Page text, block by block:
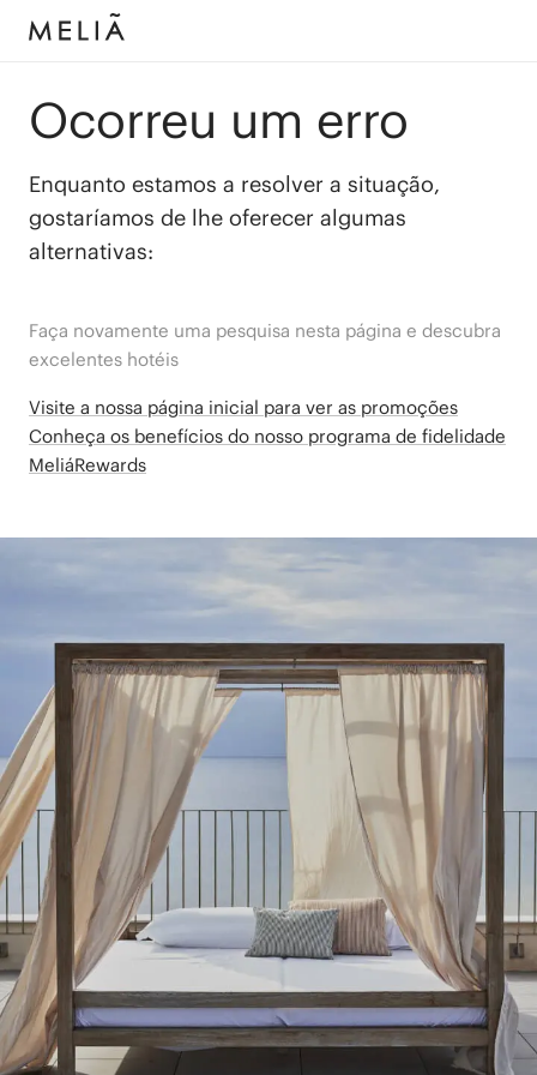
Ocorreu um erro
Enquanto estamos a resolver a situação,
gostaríamos de lhe oferecer algumas
alternativas:
Faça novamente uma pesquisa nesta página e descubra
excelentes hotéis
Visite a nossa página inicial para ver as promoções
Conheça os benefícios do nosso programa de fidelidade
MeliáRewards